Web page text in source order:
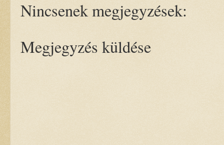
Nincsenek megjegyzések:
Megjegyzés küldése